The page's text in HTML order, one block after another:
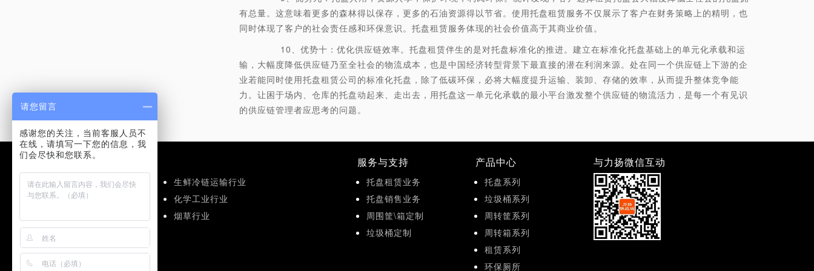
有总量。这意味着更多的森林得以保存，更多的石油资源得以节省。使用托盘租赁服务不仅展示了客户在财务策略上的精明，也
同时体现了客户的社会责任感和环保意识。托盘租赁服务体现的社会价值高于其商业价值。
10、优势十：优化供应链效率。托盘租赁伴生的是对托盘标准化的推进。建立在标准化托盘基础上的单元化承载和运
输，大幅度降低供应链乃至全社会的物流成本，也是中国经济转型背景下最直接的潜在利润来源。处在同一个供应链上下游的企
业若能同时使用托盘租赁公司的标准化托盘，除了低碳环保，必将大幅度提升运输、装卸、存储的效率，从而提升整体竞争能
力。让困于场内、仓库的托盘动起来、走出去，用托盘这一单元化承载的最小平台激发整个供应链的物流活力，是每一个有见识
的供应链管理者应思考的问题。
应用解决方案
食品饮料运输行业
生鲜冷链运输行业
仓储物流行业
化学工业行业
烟草行业
服务与支持
托盘租赁业务
托盘销售业务
周围筐\箱定制
垃圾桶定制
产品中心
托盘系列
垃圾桶系列
周转筐系列
周转箱系列
租赁系列
环保厕所
与力扬微信互动
请您留言
感谢您的关注，当前客服人员不
在线，请填写一下您的信息，我
们会尽快和您联系。